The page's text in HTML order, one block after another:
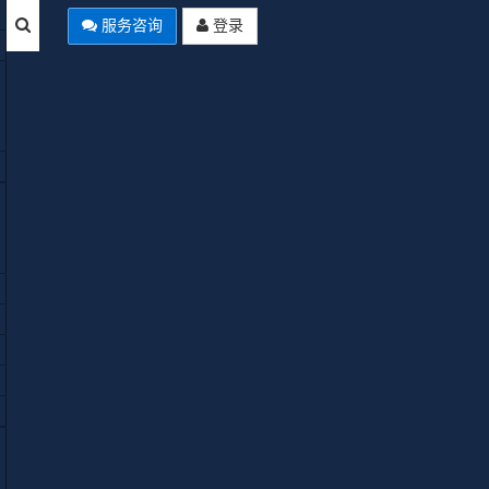
登录
服务咨询